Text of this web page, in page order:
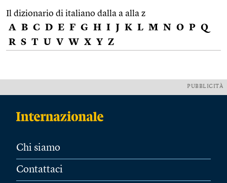
Il dizionario di italiano dalla a alla z
A B C D E F G H I J K L M N O P Q
R S T U V W X Y Z
PUBBLICITÀ
Chi siamo
Contattaci